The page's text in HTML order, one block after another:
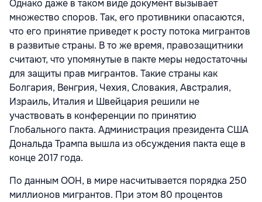
Однако даже в таком виде документ вызывает
множество споров. Так, его противники опасаются,
что его принятие приведет к росту потока мигрантов
в развитые страны. В то же время, правозащитники
считают, что упомянутые в пакте меры недостаточны
для защиты прав мигрантов. Такие страны как
Болгария, Венгрия, Чехия, Словакия, Австралия,
Израиль, Италия и Швейцария решили не
участвовать в конференции по принятию
Глобального пакта. Администрация президента США
Дональда Трампа вышла из обсуждения пакта еще в
конце 2017 года.
По данным ООН, в мире насчитывается порядка 250
миллионов мигрантов. При этом 80 процентов